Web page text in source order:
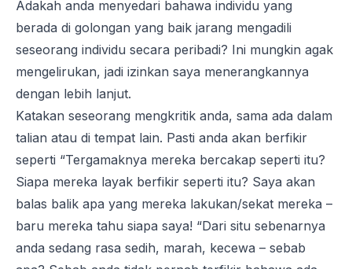
Adakah anda menyedari bahawa individu yang
berada di golongan yang baik jarang mengadili
seseorang individu secara peribadi? Ini mungkin agak
mengelirukan, jadi izinkan saya menerangkannya
dengan lebih lanjut.
Katakan seseorang mengkritik anda, sama ada dalam
talian atau di tempat lain. Pasti anda akan berfikir
seperti “Tergamaknya mereka bercakap seperti itu?
Siapa mereka layak berfikir seperti itu? Saya akan
balas balik apa yang mereka lakukan/sekat mereka –
baru mereka tahu siapa saya! “Dari situ sebenarnya
anda sedang rasa sedih, marah, kecewa – sebab